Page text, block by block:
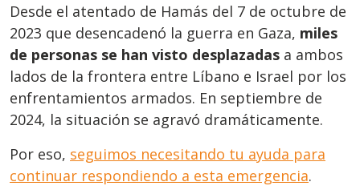
Desde el atentado de Hamás del 7 de octubre de
2023 que desencadenó la guerra en Gaza, miles
de personas se han visto desplazadas a ambos
lados de la frontera entre Líbano e Israel por los
enfrentamientos armados. En septiembre de
2024, la situación se agravó dramáticamente.
Por eso, seguimos necesitando tu ayuda para
continuar respondiendo a esta emergencia.